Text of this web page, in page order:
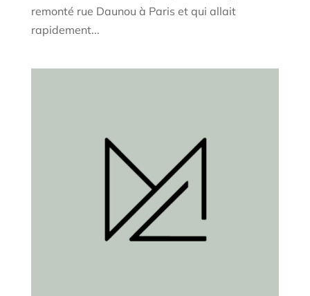
remonté rue Daunou à Paris et qui allait
rapidement...